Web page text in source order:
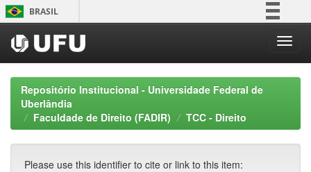
Skip
navigation
BRASIL
Participe
Acesso à informação
Legislação
Repositório Institucional - Universidade Federal de
Uberlândia
Faculdade de Direito (FADIR)
TCC - Direito
Please use this identifier to cite or link to this item: